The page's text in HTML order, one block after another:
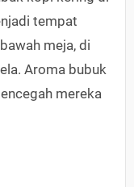
tempat
meja, di
Aroma bubuk
mereka